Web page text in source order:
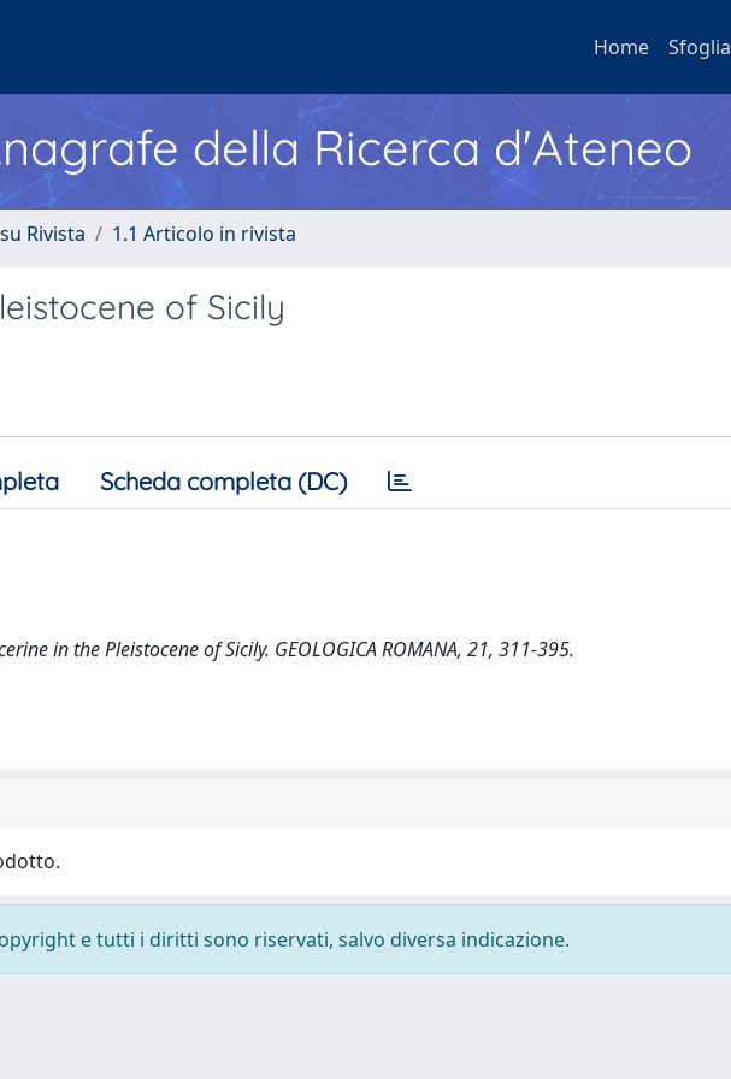
Home Sfoglia
della Ricerca d'Ateneo
Rivista 1.1 Articolo in rivista
of Sicily
Scheda completa (DC)
in the Pleistocene of Sicily. GEOLOGICA ROMANA, 21, 311-395.
e tutti i diritti sono riservati, salvo diversa indicazione.